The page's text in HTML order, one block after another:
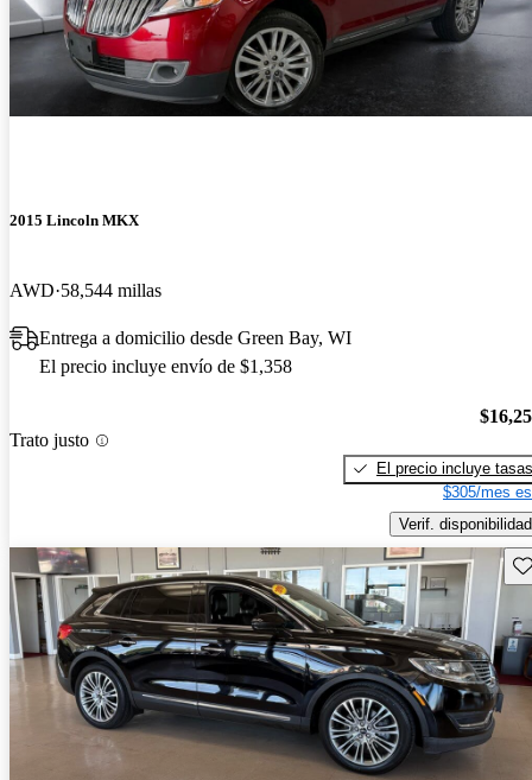
2015 Lincoln MKX
AWD 58,544 millas
Entrega a domicilio desde Green Bay, WI
El precio incluye envío de $1,358
Trato justo
El precio incluye tasas
$305/mes
Verif. disponibilidad